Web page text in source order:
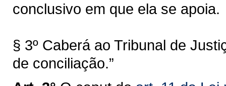
conclusivo em que ela se apoia.
§ 3º Caberá ao Tribunal de
de conciliação.”